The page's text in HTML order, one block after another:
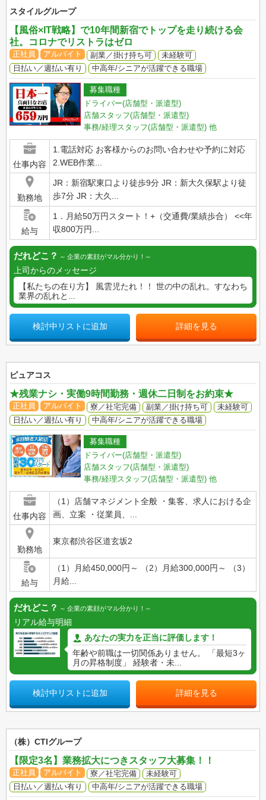
スタイルグループ
【風俗×IT戦略】で10年間新宿でトップを走り続ける会
社。コロナでリストラはゼロ
正社員 アルバイト 副業／掛け持ち可
未経験可
日払い／週払い有り
中高年/シニアが活躍できる職場
募集職種
ドライバー(店舗型・派遣型)
店舗スタッフ(店舗型・派遣型)
事務/経理スタッフ(店舗型・派遣型) 他
仕事内容
1.電話対応 お客様からのお問い合わせや予約に対応
2.WEB作業...
勤務地
JR：新宿駅東口より徒歩9分 JR：新大久保駅より徒
歩7分 JR：大久...
給与
1．月給50万円スタート！+（交通費/業績歩合） <<年
収800万円...
だれどこ？ 企業の素顔がマル分かり！
上司からのメッセージ
【私たちの在り方】 風雲児たれ！！ 世の中の乱れ。すなわち
業界の乱れと...
検討中リストに追加 詳細を見る
ピュアコス
★残業ナシ・実働9時間勤務・週休二日制をお約束★
正社員 アルバイト 寮／社宅完備 副業／掛け持ち可
未経験可
日払い／週払い有り
中高年/シニアが活躍できる職場
募集職種
ドライバー(店舗型・派遣型)
店舗スタッフ(店舗型・派遣型)
事務/経理スタッフ(店舗型・派遣型) 他
仕事内容
（1）店舗マネジメント全般 ・集客、求人における企
画、立案 ・従業員、...
勤務地
東京都渋谷区道玄坂2
給与
（1）月給450,000円～ （2）月給300,000円～ （3）
月給...
だれどこ？ 企業の素顔がマル分かり！
リアル給与明細
あなたの実力を正当に評価します！
年齢や前職は一切関係ありません。 「最短3ヶ
月の昇格制度」 経験者・未...
検討中リストに追加 詳細を見る
（株）CTIグループ
【限定3名】業務拡大につきスタッフ大募集！！
正社員 アルバイト 寮／社宅完備
未経験可
日払い／週払い有り
中高年/シニアが活躍できる職場